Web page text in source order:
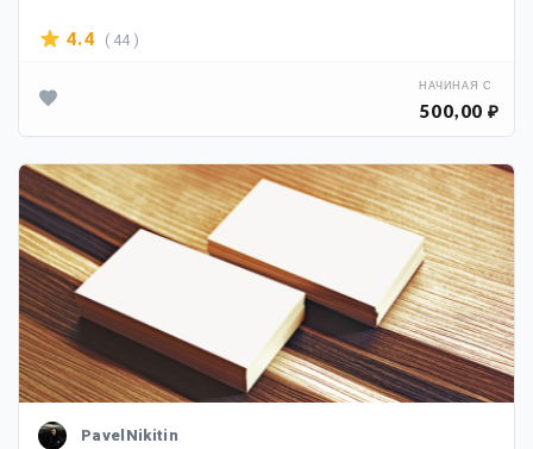
4.4 ( 44 )
НАЧИНАЯ С
500,00 ₽
PavelNikitin